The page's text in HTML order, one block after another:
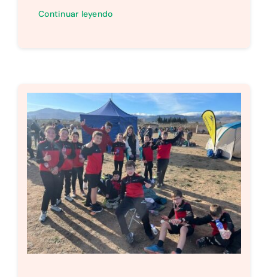
Continuar leyendo